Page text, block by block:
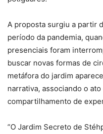
A proposta surgiu a partir
período da pandemia,
presenciais foram
buscar novas formas de
metáfora do jardim
narrativa, associando o
compartilhamento de
“O Jardim Secreto de